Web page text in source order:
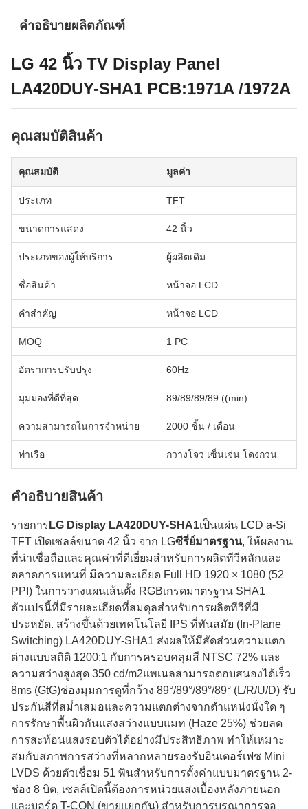
คำอธิบายผลิตภัณฑ์
LG 42 นิ้ว TV Display Panel
LA420DUY-SHA1 PCB:1971A /1972A
คุณสมบัติสินค้า
คุณสมบัติ มูลค่า
ประเภท TFT
ขนาดการแสดง 42 นิ้ว
ประเภทของผู้ให้บริการ ผู้ผลิตเดิม
ชื่อสินค้า หน้าจอ LCD
คําสําคัญ หน้าจอ LCD
MOQ 1 PC
อัตราการปรับปรุง 60Hz
มุมมองที่ดีที่สุด 89/89/89/89 ((min)
ความสามารถในการจําหน่าย 2000 ชิ้น / เดือน
ท่าเรือ กวางโจว เซ็นเจ่น โดงกวน
คําอธิบายสินค้า
รายการ LG Display LA420DUY-SHA1เป็นแผ่น LCD a-Si
TFT เปิดเซลล์ขนาด 42 นิ้ว จาก LGซีรี่ย์มาตรฐาน, ให้ผลงาน
ที่น่าเชื่อถือและคุณค่าที่ดีเยี่ยมสําหรับการผลิตทีวีหลักและ
ตลาดการแทนที่ มีความละเอียด Full HD 1920 × 1080 (52
PPI) ในการวางแผนเส้นตั้ง RGBเกรดมาตรฐาน SHA1
ตัวแปรนี้ที่มีรายละเอียดที่สมดุลสําหรับการผลิตทีวีที่มี
ประหยัด. สร้างขึ้นด้วยเทคโนโลยี IPS ที่ทันสมัย (In-Plane
Switching) LA420DUY-SHA1 ส่งผลให้มีสัดส่วนความแตก
ต่างแบบสถิติ 1200:1 กับการครอบคลุมสี NTSC 72% และ
ความสว่างสูงสุด 350 cd/m2แพเนลสามารถตอบสนองได้เร็ว
8ms (GtG)ช่องมุมการดูที่กว้าง 89°/89°/89°/89° (L/R/U/D) รับ
ประกันสีที่สม่ําเสมอและความแตกต่างจากตําแหน่งนั่งใด ๆ
การรักษาพื้นผิวกันแสงสว่างแบบแมท (Haze 25%) ช่วยลด
การสะท้อนแสงรอบตัวได้อย่างมีประสิทธิภาพ ทําให้เหมาะ
สมกับสภาพการสว่างที่หลากหลายรองรับอินเตอร์เฟซ Mini
LVDS ด้วยตัวเชื่อม 51 พินสําหรับการตั้งค่าแบบมาตรฐาน 2-
ช่อง 8 บิต, เซลล์เปิดนี้ต้องการหน่วยแสงเบื้องหลังภายนอก
และบอร์ด T-CON (ขายแยกกัน) สําหรับการบูรณาการจอ